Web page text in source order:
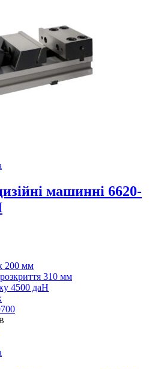
машинні 6620-
200 мм
310 мм
4500 даН